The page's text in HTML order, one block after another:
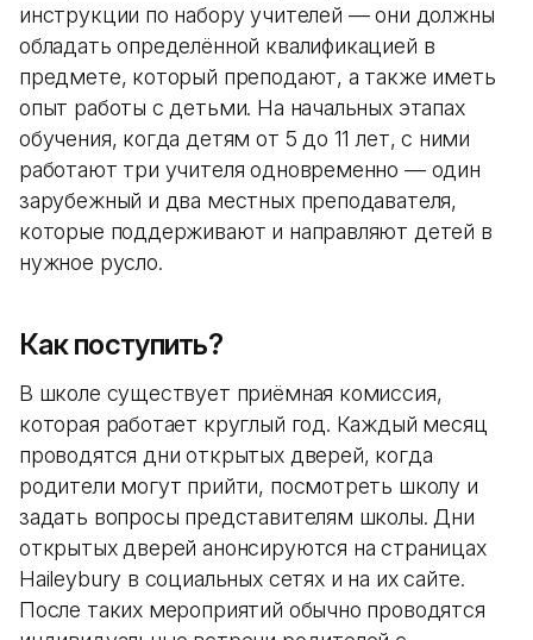
инструкции по набору учителей — они должны
обладать определённой квалификацией в
предмете, который преподают, а также иметь
опыт работы с детьми. На начальных этапах
обучения, когда детям от 5 до 11 лет, с ними
работают три учителя одновременно — один
зарубежный и два местных преподавателя,
которые поддерживают и направляют детей в
нужное русло.
Как поступить?
В школе существует приёмная комиссия,
которая работает круглый год. Каждый месяц
проводятся дни открытых дверей, когда
родители могут прийти, посмотреть школу и
задать вопросы представителям школы. Дни
открытых дверей анонсируются на страницах
Haileybury в социальных сетях и на их сайте.
После таких мероприятий обычно проводятся